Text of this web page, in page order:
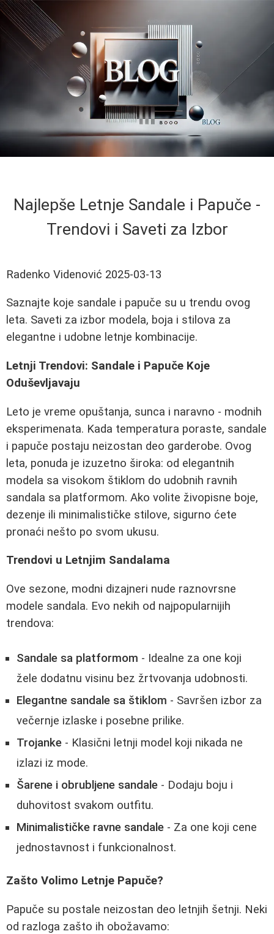
Najlepše Letnje Sandale i Papuče -
Trendovi i Saveti za Izbor
Radenko Videnović 2025-03-13
Saznajte koje sandale i papuče su u trendu ovog
leta. Saveti za izbor modela, boja i stilova za
elegantne i udobne letnje kombinacije.
Letnji Trendovi: Sandale i Papuče Koje
Oduševljavaju
Leto je vreme opuštanja, sunca i naravno - modnih
eksperimenata. Kada temperatura poraste, sandale
i papuče postaju neizostan deo garderobe. Ovog
leta, ponuda je izuzetno široka: od elegantnih
modela sa visokom štiklom do udobnih ravnih
sandala sa platformom. Ako volite živopisne boje,
dezenje ili minimalističke stilove, sigurno ćete
pronaći nešto po svom ukusu.
Trendovi u Letnjim Sandalama
Ove sezone, modni dizajneri nude raznovrsne
modele sandala. Evo nekih od najpopularnijih
trendova:
Sandale sa platformom - Idealne za one koji
žele dodatnu visinu bez žrtvovanja udobnosti.
Elegantne sandale sa štiklom - Savršen izbor za
večernje izlaske i posebne prilike.
Trojanke - Klasični letnji model koji nikada ne
izlazi iz mode.
Šarene i obrubljene sandale - Dodaju boju i
duhovitost svakom outfitu.
Minimalističke ravne sandale - Za one koji cene
jednostavnost i funkcionalnost.
Zašto Volimo Letnje Papuče?
Papuče su postale neizostan deo letnjih šetnji. Neki
od razloga zašto ih obožavamo: